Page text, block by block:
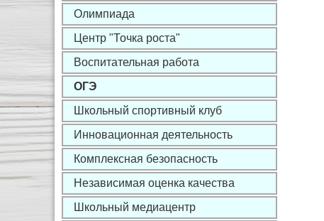
Олимпиада
Центр "Точка роста"
Воспитательная работа
ОГЭ
Школьный спортивный клуб
Инновационная деятельность
Комплексная безопасность
Независимая оценка качества
Школьный медиацентр